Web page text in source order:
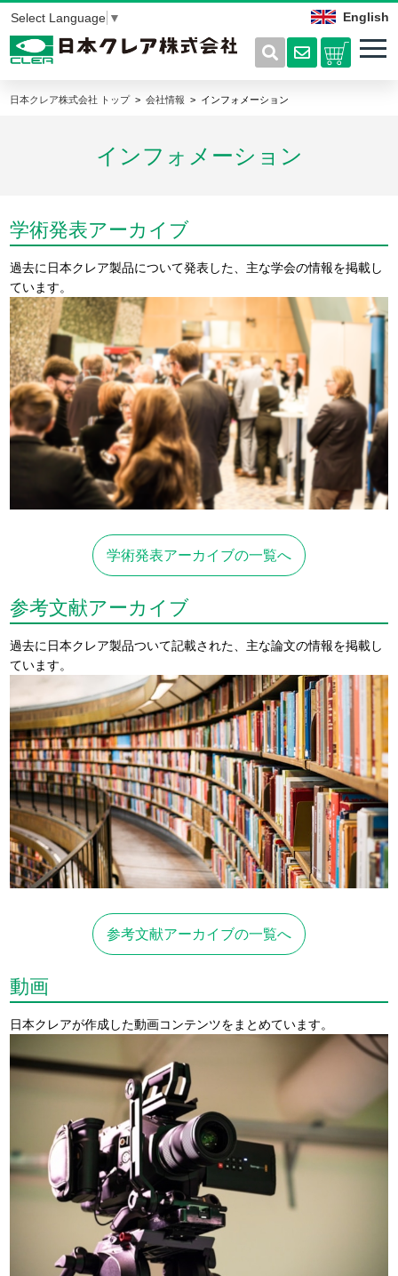
English
Select Language ▼
日本クレア株式会社 トップ 会社情報 インフォメーション
インフォメーション
学術発表アーカイブ
過去に日本クレア製品について発表した、主な学会の情報を掲載し
ています。
学術発表アーカイブの一覧へ
参考文献アーカイブ
過去に日本クレア製品ついて記載された、主な論文の情報を掲載し
ています。
参考文献アーカイブの一覧へ
動画
日本クレアが作成した動画コンテンツをまとめています。